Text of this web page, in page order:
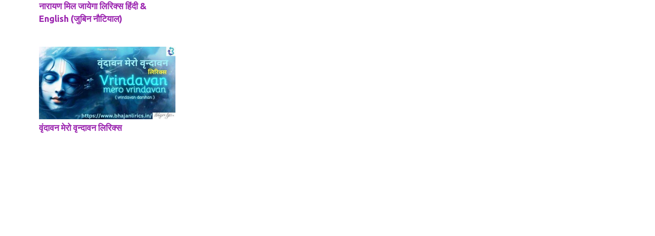
नारायण मिल जायेगा लिरिक्स हिंदी &
English (जुबिन नौटियाल)
वृंदावन मेरो वृन्दावन लिरिक्स